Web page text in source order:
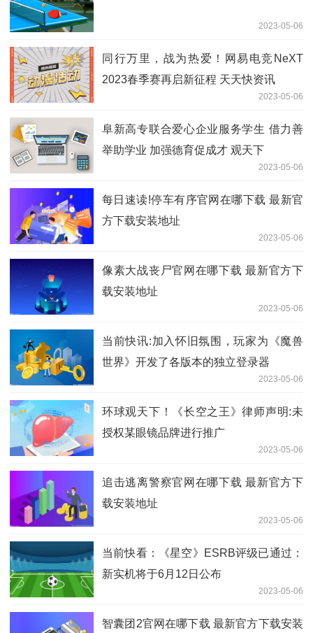
2023-05-06
同行万里，战为热爱！网易电竞NeXT
2023春季赛再启新征程 天天快资讯
2023-05-06
阜新高专联合爱心企业服务学生 借力善
举助学业 加强德育促成才 观天下
2023-05-06
每日速读!停车有序官网在哪下载 最新官
方下载安装地址
2023-05-06
像素大战丧尸官网在哪下载 最新官方下
载安装地址
2023-05-06
当前快讯:加入怀旧氛围，玩家为《魔兽
世界》开发了各版本的独立登录器
2023-05-06
环球观天下！《长空之王》律师声明:未
授权某眼镜品牌进行推广
2023-05-06
追击逃离警察官网在哪下载 最新官方下
载安装地址
2023-05-06
当前快看：《星空》ESRB评级已通过：
新实机将于6月12日公布
2023-05-06
智囊团2官网在哪下载 最新官方下载安装